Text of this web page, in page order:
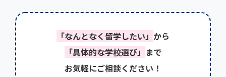
「なんとなく留学したい」 から
「具体的な学校選び」 まで
お気軽にご相談ください！